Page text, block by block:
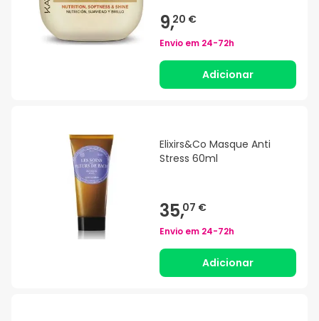
9,20 €
Envio em 24-72h
Adicionar
Elixirs&Co Masque Anti
Stress 60ml
35,07 €
Envio em 24-72h
Adicionar